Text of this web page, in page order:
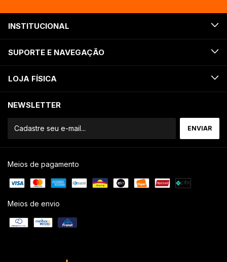
INSTITUCIONAL
SUPORTE E NAVEGAÇÃO
LOJA FÍSICA
NEWSLETTER
Meios de pagamento
Meios de envio